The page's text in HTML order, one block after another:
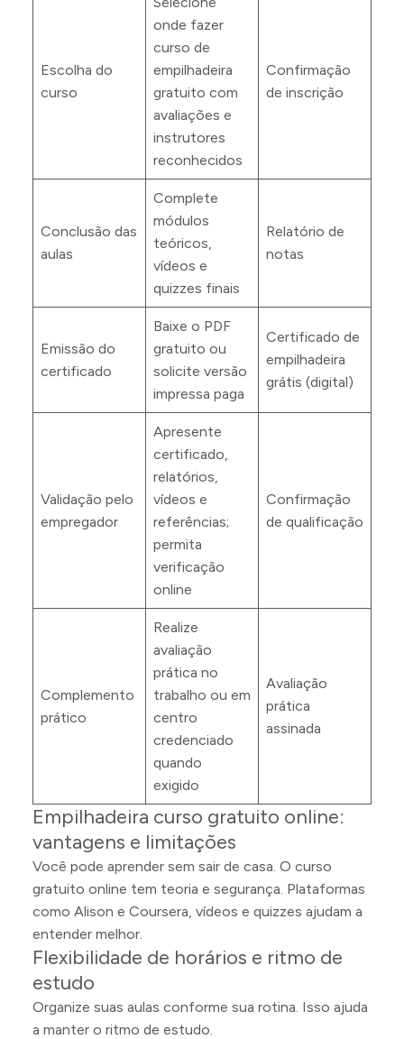
Escolha do
curso
onde fazer
curso de
empilhadeira
gratuito com
avaliações e
instrutores
reconhecidos
Confirmação
de inscrição
Conclusão das
aulas
Complete
módulos
teóricos,
vídeos e
quizzes finais
Relatório de
notas
Emissão do
certificado
Baixe o PDF
gratuito ou
solicite versão
impressa paga
Certificado de
empilhadeira
grátis (digital)
Validação pelo
empregador
Apresente
certificado,
relatórios,
vídeos e
referências;
permita
verificação
online
Confirmação
de qualificação
Complemento
prático
Realize
avaliação
prática no
trabalho ou em
centro
credenciado
quando
exigido
Avaliação
prática
assinada
Empilhadeira curso gratuito online:
vantagens e limitações
Você pode aprender sem sair de casa. O curso
gratuito online tem teoria e segurança. Plataformas
como Alison e Coursera, vídeos e quizzes ajudam a
entender melhor.
Flexibilidade de horários e ritmo de
estudo
Organize suas aulas conforme sua rotina. Isso ajuda
a manter o ritmo de estudo.